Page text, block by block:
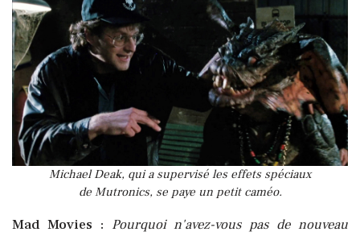
Michael Deak, qui a supervisé les effets spéciaux
de Mutronics, se paye un petit caméo.
Mad Movies : Pourquoi n'avez-vous pas de nouveau